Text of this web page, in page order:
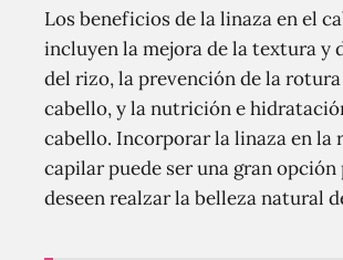
Los beneficios de la linaza en el
incluyen la mejora de la textura y
del rizo, la prevención de la
cabello, y la nutrición e
cabello. Incorporar la linaza en la
capilar puede ser una gran opción
deseen realzar la belleza natural